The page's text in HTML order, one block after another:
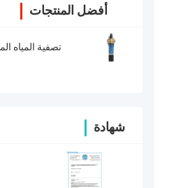
أفضل المنتجات
تصفية المياه
شهادة